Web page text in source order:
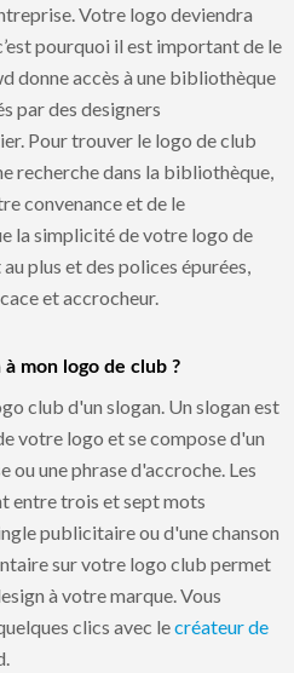
Votre logo deviendra
pourquoi il est important de le
donne accès à une bibliothèque
par des designers
Pour trouver le logo de club
recherche dans la bibliothèque,
convenance et de le
la simplicité de votre logo de
plus et des polices épurées,
et accrocheur.
mon logo de club ?
club d'un slogan. Un slogan est
votre logo et se compose d'un
une phrase d'accroche. Les
entre trois et sept mots
publicitaire ou d'une chanson
sur votre logo club permet
à votre marque. Vous
clics avec lecréateur de